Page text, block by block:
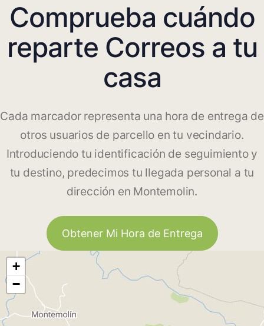
Comprueba cuándo
reparte Correos a tu
casa
Cada marcador representa una hora de entrega de
otros usuarios de parcello en tu vecindario.
Introduciendo tu identificación de seguimiento y
tu destino, predecimos tu llegada personal a tu
dirección en Montemolin.
Obtener Mi Hora de Entrega
+
−